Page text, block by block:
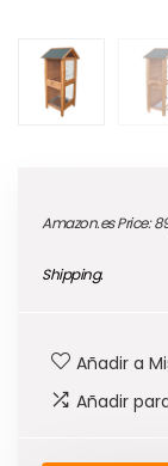
Amazon.es Price:
Shipping.
Añadir a
Añadir